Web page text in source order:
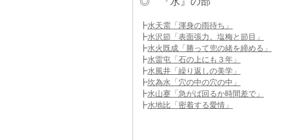
┣水天需「渾身の雨待ち」
┣水沢節「表面張力。塩梅と節目」
┣水火既成「勝って兜の緒を締める」
┣水雷屯「石の上にも３年」
┣水風井「繰り返しの美学」
┣坎為水「穴の中の穴の中」
┣水山蹇「急がば回るか時間差で」
┣水地比「密着する愛情」